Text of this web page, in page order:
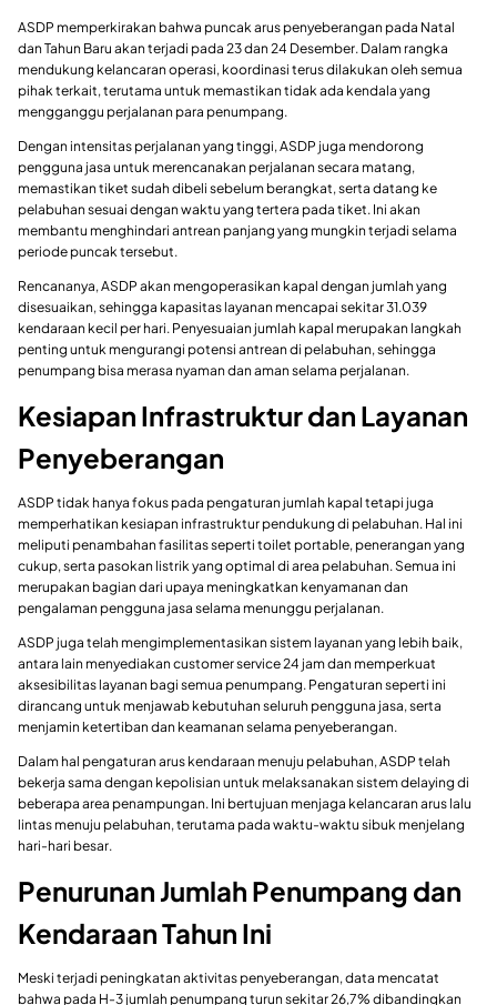
ASDP memperkirakan bahwa puncak arus penyeberangan pada Natal
dan Tahun Baru akan terjadi pada 23 dan 24 Desember. Dalam rangka
mendukung kelancaran operasi, koordinasi terus dilakukan oleh semua
pihak terkait, terutama untuk memastikan tidak ada kendala yang
mengganggu perjalanan para penumpang.
Dengan intensitas perjalanan yang tinggi, ASDP juga mendorong
pengguna jasa untuk merencanakan perjalanan secara matang,
memastikan tiket sudah dibeli sebelum berangkat, serta datang ke
pelabuhan sesuai dengan waktu yang tertera pada tiket. Ini akan
membantu menghindari antrean panjang yang mungkin terjadi selama
periode puncak tersebut.
Rencananya, ASDP akan mengoperasikan kapal dengan jumlah yang
disesuaikan, sehingga kapasitas layanan mencapai sekitar 31.039
kendaraan kecil per hari. Penyesuaian jumlah kapal merupakan langkah
penting untuk mengurangi potensi antrean di pelabuhan, sehingga
penumpang bisa merasa nyaman dan aman selama perjalanan.
Kesiapan Infrastruktur dan Layanan
Penyeberangan
ASDP tidak hanya fokus pada pengaturan jumlah kapal tetapi juga
memperhatikan kesiapan infrastruktur pendukung di pelabuhan. Hal ini
meliputi penambahan fasilitas seperti toilet portable, penerangan yang
cukup, serta pasokan listrik yang optimal di area pelabuhan. Semua ini
merupakan bagian dari upaya meningkatkan kenyamanan dan
pengalaman pengguna jasa selama menunggu perjalanan.
ASDP juga telah mengimplementasikan sistem layanan yang lebih baik,
antara lain menyediakan customer service 24 jam dan memperkuat
aksesibilitas layanan bagi semua penumpang. Pengaturan seperti ini
dirancang untuk menjawab kebutuhan seluruh pengguna jasa, serta
menjamin ketertiban dan keamanan selama penyeberangan.
Dalam hal pengaturan arus kendaraan menuju pelabuhan, ASDP telah
bekerja sama dengan kepolisian untuk melaksanakan sistem delaying di
beberapa area penampungan. Ini bertujuan menjaga kelancaran arus lalu
lintas menuju pelabuhan, terutama pada waktu-waktu sibuk menjelang
hari-hari besar.
Penurunan Jumlah Penumpang dan
Kendaraan Tahun Ini
Meski terjadi peningkatan aktivitas penyeberangan, data mencatat
bahwa pada H-3 jumlah penumpang turun sekitar 26,7% dibandingkan